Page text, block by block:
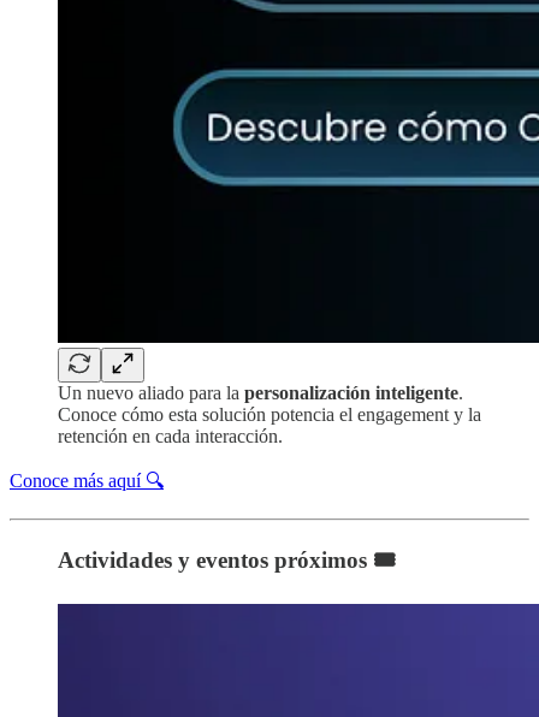
Un nuevo aliado para la personalización inteligente.
Conoce cómo esta solución potencia el engagement y la
retención en cada interacción.
Conoce más aquí 🔍
Actividades y eventos próximos 🎟️